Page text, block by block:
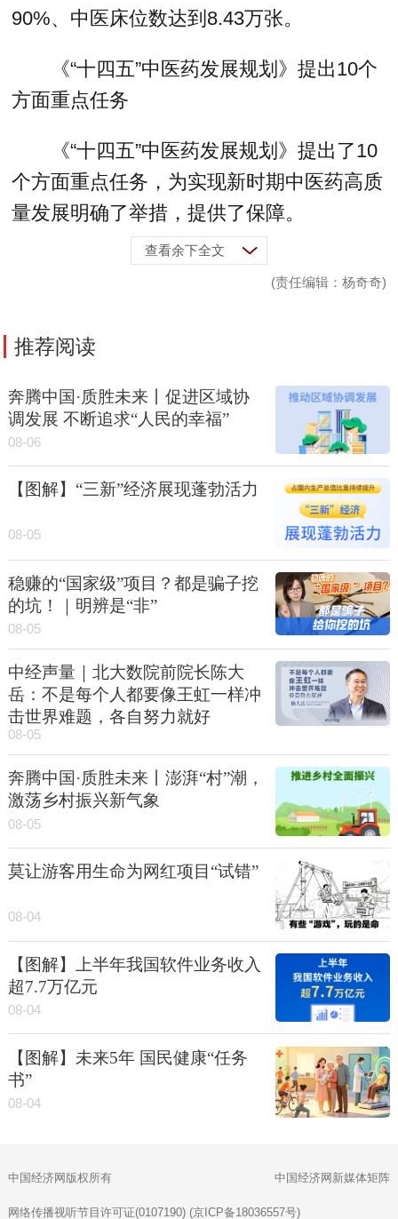
90%、中医床位数达到8.43万张。
《“十四五”中医药发展规划》提出10个
方面重点任务
《“十四五”中医药发展规划》提出了10
个方面重点任务，为实现新时期中医药高质
量发展明确了举措，提供了保障。
查看余下全文
(责任编辑：杨奇奇)
推荐阅读
奔腾中国·质胜未来丨促进区域协
调发展 不断追求“人民的幸福”
08-06
【图解】“三新”经济展现蓬勃活力
08-05
稳赚的“国家级”项目？都是骗子挖
的坑！｜明辨是“非”
08-05
中经声量｜北大数院前院长陈大
岳：不是每个人都要像王虹一样冲
击世界难题，各自努力就好
08-05
奔腾中国·质胜未来丨澎湃“村”潮，
激荡乡村振兴新气象
08-05
莫让游客用生命为网红项目“试错”
08-04
【图解】上半年我国软件业务收入
超7.7万亿元
08-04
【图解】未来5年 国民健康“任务
书”
08-04
中国经济网版权所有 中国经济网新媒体矩阵
网络传播视听节目许可证(0107190) (京ICP备18036557号)